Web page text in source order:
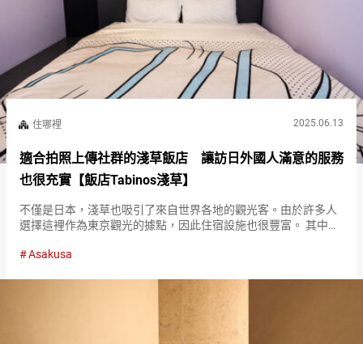
住哪裡 2025.06.13
適合拍照上傳社群的淺草飯店 讓訪日外國人滿意的服務
也很充實【飯店Tabinos淺草】
不僅是日本，淺草也吸引了來自世界各地的觀光客。由於許多人
選擇這裡作為東京觀光的據點，因此住宿設施也很豐富。 其中，
Tabinos淺草（HOTEL TAVINOS Asakusa）』是一…
Asakusa